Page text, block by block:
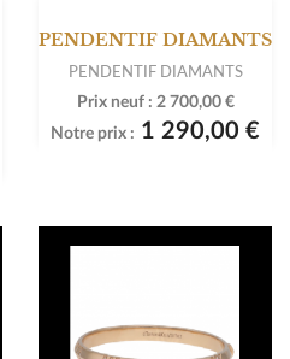
PENDENTIF DIAMANTS
PENDENTIF DIAMANTS
Prix neuf : 2 700,00 €
Notre prix : 1 290,00 €